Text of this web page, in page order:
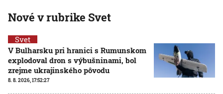
Nové v rubrike Svet
Svet
V Bulharsku pri hranici s Rumunskom
explodoval dron s výbušninami, bol
zrejme ukrajinského pôvodu
8. 8. 2026, 17:52:27